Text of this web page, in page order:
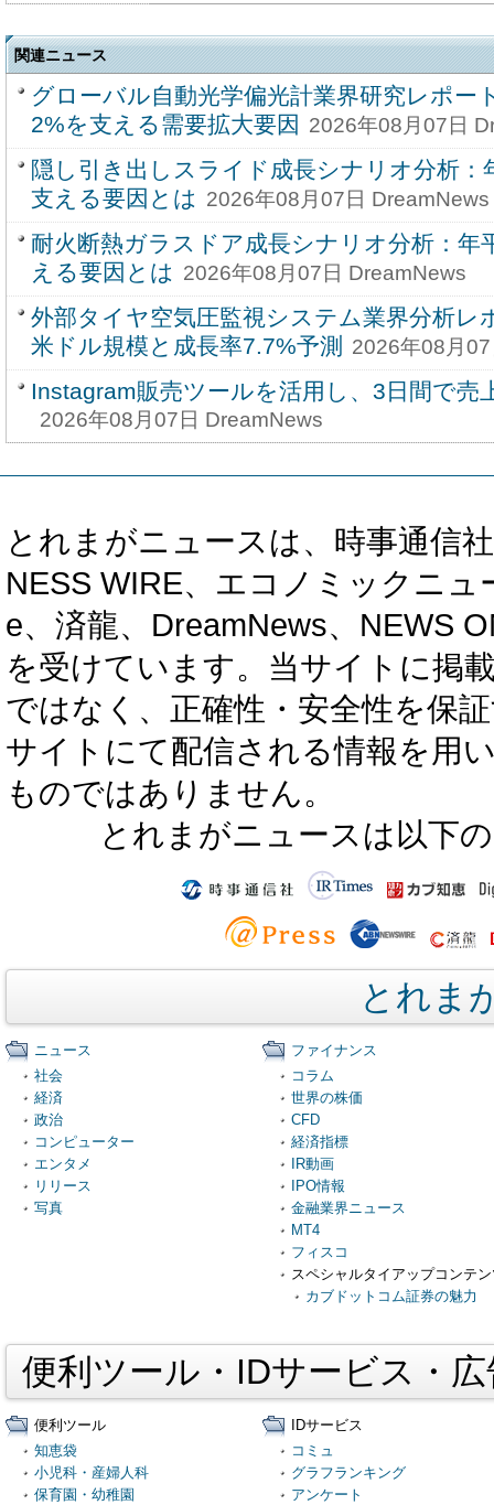
関連ニュース
グローバル自動光学偏光計業界研究レポー
2%を支える需要拡大要因 2026年08月07日
隠し引き出しスライド成長シナリオ分析：
支える要因とは 2026年08月07日 DreamNews
耐火断熱ガラスドア成長シナリオ分析：年
える要因とは 2026年08月07日 DreamNews
外部タイヤ空気圧監視システム業界分析レ
米ドル規模と成長率7.7%予測
2026年08月
Instagram販売ツールを活用し、3日間で売
2026年08月07日 DreamNews
とれまがニュースは、時事通信
NESS WIRE、エコノミックニ
e、済龍、DreamNews、NEWS
を受けています。当サイトに掲
ではなく、正確性・安全性を保
サイトにて配信される情報を用
ものではありません。
とれまがニュースは以下
とれま
ニュース
社会
経済
政治
コンピューター
エンタメ
リリース
写真
ファイナンス
コラム
世界の株価
CFD
経済指標
IR動画
IPO情報
金融業界ニュース
MT4
フィスコ
スペシャルタイアップコンテ
カブドットコム証券の魅力
便利ツール・IDサービス・
便利ツール
知恵袋
小児科・産婦人科
保育園・幼稚園
IDサービス
コミュ
グラフランキング
アンケート